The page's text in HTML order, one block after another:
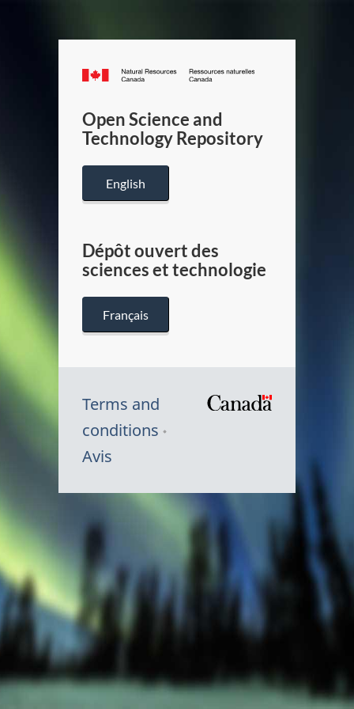
Canada.ca
/
Canada
Open Science and
Technology Repository
English
Dépôt ouvert des
sciences et technologie
Français
Terms and
conditions
Avis
Canada